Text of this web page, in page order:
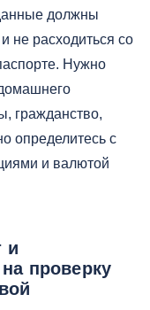
должны
не расходиться со
Нужно
гражданство,
определитесь с
и валютой
и
проверку